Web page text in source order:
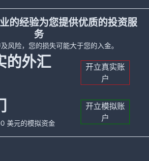
的经验为您提供优质的投资服
务
风险，您的损失可能大于您的入金。
的外汇
开立真实账
户
美元的模拟资金
开立模拟账
户